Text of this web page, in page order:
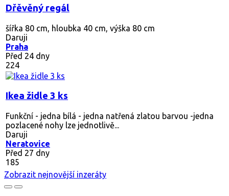
Dřěvěný regál
šířka 80 cm, hloubka 40 cm, výška 80 cm
Daruji
Praha
Před 24 dny
224
Ikea židle 3 ks
Funkční - jedna bílá - jedna natřená zlatou barvou -jedna
pozlacené nohy lze jednotlivě...
Daruji
Neratovice
Před 27 dny
185
Zobrazit nejnovější inzeráty